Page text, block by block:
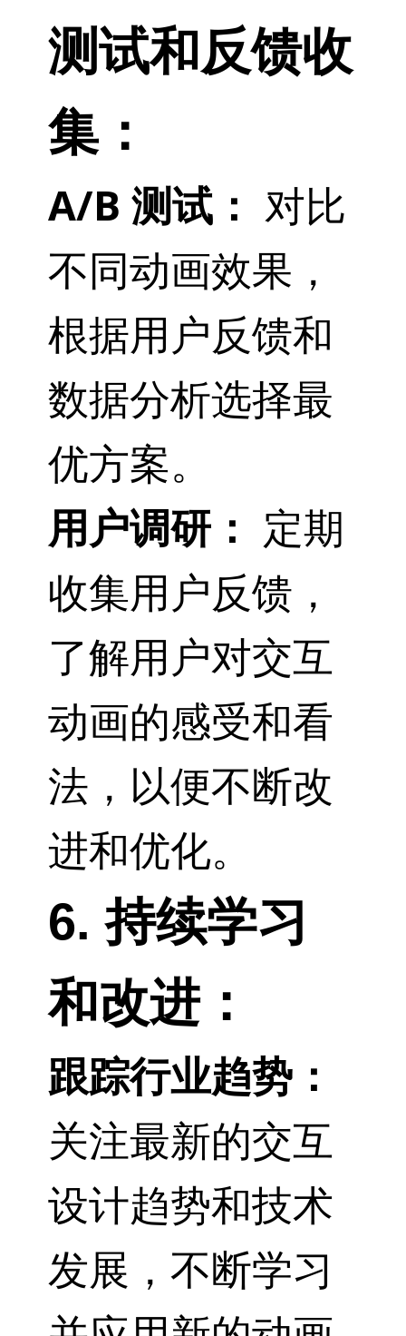
测试和反馈收
集：
A/B 测试： 对比
不同动画效果，
根据用户反馈和
数据分析选择最
优方案。
用户调研： 定期
收集用户反馈，
了解用户对交互
动画的感受和看
法，以便不断改
进和优化。
6. 持续学习
和改进：
跟踪行业趋势：
关注最新的交互
设计趋势和技术
发展，不断学习